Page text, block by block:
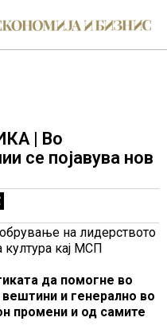
| Во
се појавува нов
на лидерството
култура кај МСП
да помогне во
и генерално во
промени и од самите